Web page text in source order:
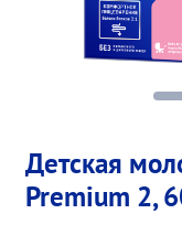
Детская
Premium 2,